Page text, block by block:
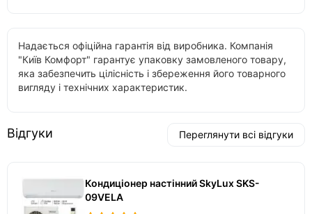
Надається офіційна гарантія від виробника. Компанія
"Київ Комфорт" гарантує упаковку замовленого товару,
яка забезпечить цілісність і збереження його товарного
вигляду і технічних характеристик.
Відгуки Переглянути всі відгуки
Кондиціонер настінний SkyLux SKS-
09VELA